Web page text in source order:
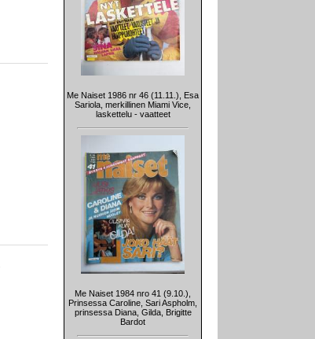
Me Naiset 1986 nr 46 (11.11.), Esa
Sariola, merkillinen Miami Vice,
laskettelu - vaatteet
Me Naiset 1984 nro 41 (9.10.),
Prinsessa Caroline, Sari Aspholm,
prinsessa Diana, Gilda, Brigitte
Bardot